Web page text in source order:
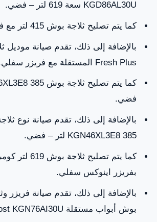
KGD86AL30U سعة 619 لتر – فضي.
كما يتم تصليح ثلاجة بوش 415 لتر مع فريزر سفلي.
Fresh Plus المستقلة مع فريزر سفلي.
فضي.
بالإضافة إلى ذلك، تقدم صيانة نوع
KGN46XL3E8 385 لتر – فضي.
كما يتم تصليح
بفريزر اينوكس سفلي.
بوش أبواب مستقلة Inox No Frost KGN76AI30U.